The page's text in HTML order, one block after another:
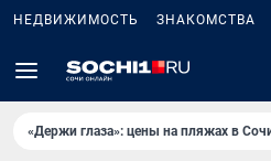
НЕДВИЖИМОСТЬ ЗНАКОМСТВА
«Держи глаза»: цены на пляжах в